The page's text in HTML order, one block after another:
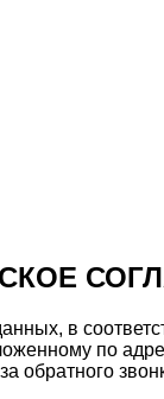
в
по
обратного